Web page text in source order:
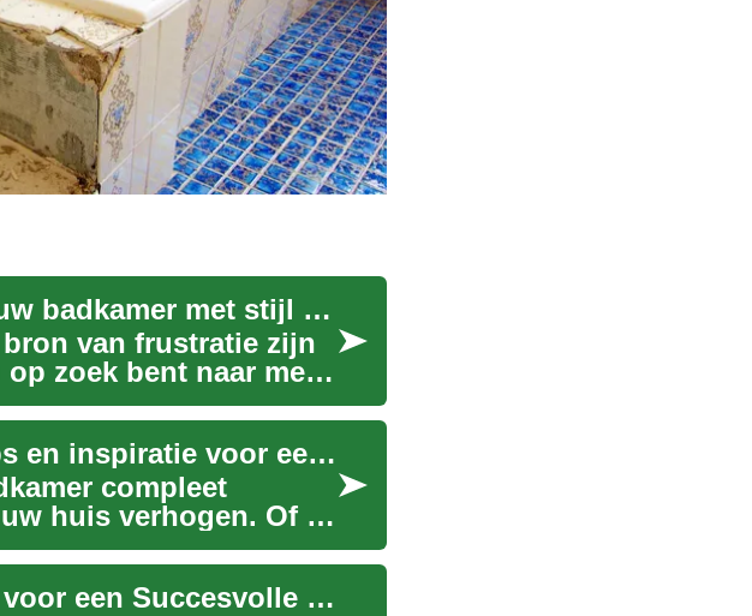
Doucherenovatie: Transformeer uw badkamer met stijl en comfort
van frustratie zijn
zoek bent naar meer
Uw doucheruimte renoveren: Tips en inspiratie voor een frisse badkamer
compleet
huis verhogen. Of u
Badkamer Verbouwen: Een Gids voor een Succesvolle Renovatie